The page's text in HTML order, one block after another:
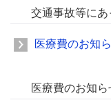
交通事故等にあ
医療費のお知
医療費のお知ら